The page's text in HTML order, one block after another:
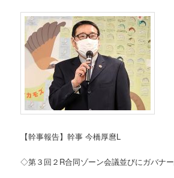
【幹事報告】幹事 今橋厚麿L
◇第３回２R合同ゾーン会議並びにガバナ